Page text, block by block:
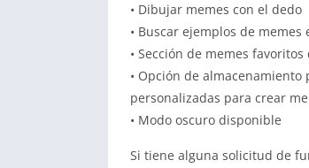
• Dibujar memes con el dedo
• Buscar ejemplos de memes
• Sección de memes
• Opción de
personalizadas para crear
• Modo oscuro disponible
Si tiene alguna solicitud de